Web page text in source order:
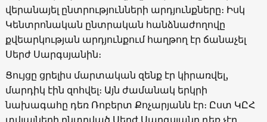
վերանայել ընտրությունների արդյունքները։ Իսկ
Կենտրոնական ընտրական հանձնաժողովը
քվեարկության արդյունքում հաղթող էր ճանաչել
Սերժ Սարգսյանին։
Ցույցը ցրելիս մարտական զենք էր կիրառվել,
մարդիկ էին զոհվել։ Այն ժամանակ երկրի
նախագահը դեռ Ռոբերտ Քոչարյանն էր։ Ըստ ԿԸՀ
տվյալների ընտրված Սերժ Սարգսյանը դեռ չէր